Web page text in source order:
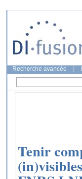
Recherche avancée
Tenir